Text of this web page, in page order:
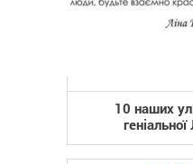
10 наших